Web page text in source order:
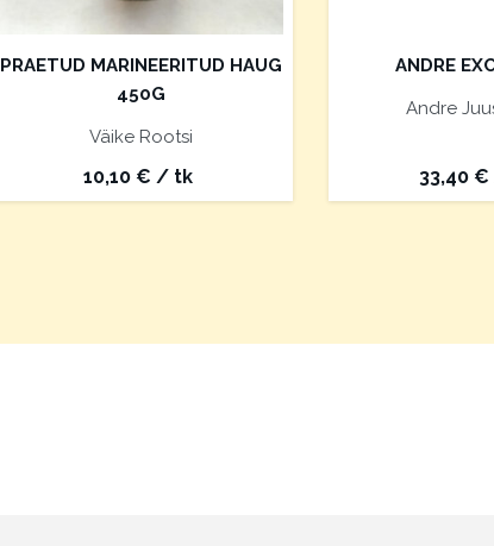
PRAETUD MARINEERITUD HAUG
450G
Väike Rootsi
10,10 € / tk
ANDRE
Andre
33,40 €